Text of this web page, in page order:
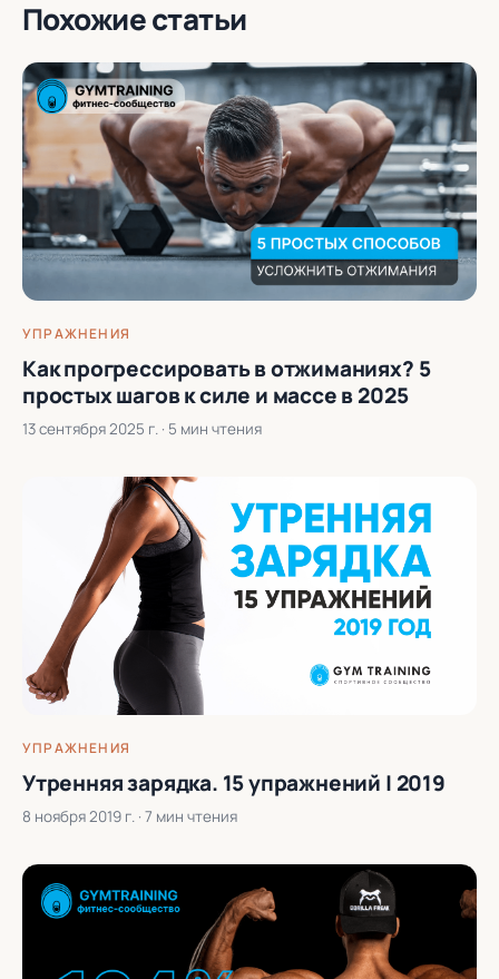
Похожие статьи
УПРАЖНЕНИЯ
Как прогрессировать в отжиманиях? 5
простых шагов к силе и массе в 2025
13 сентября 2025 г. · 5 мин чтения
УПРАЖНЕНИЯ
Утренняя зарядка. 15 упражнений | 2019
8 ноября 2019 г. · 7 мин чтения